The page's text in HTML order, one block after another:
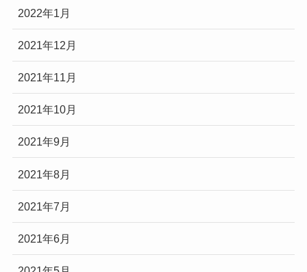
2022年1月
2021年12月
2021年11月
2021年10月
2021年9月
2021年8月
2021年7月
2021年6月